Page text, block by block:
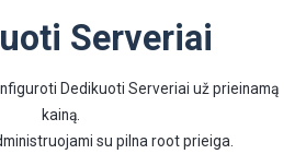
Serveriai
Dedikuoti Serveriai už prieinamą
kainą.
su pilna root prieiga.